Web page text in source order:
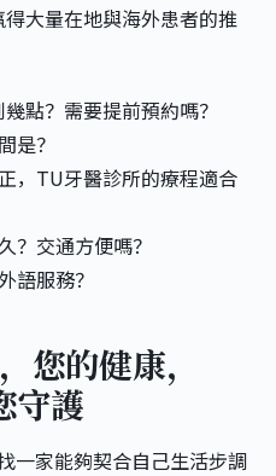
大量在地與海外患者的推
點？需要提前預約嗎？
是？
，TU牙醫診所的療程適合
？交通方便嗎？
語服務？
您的健康，
守護
一家能夠契合自己生活步調